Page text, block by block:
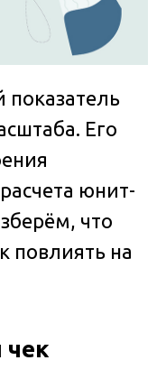
Его
юнит-
что
повлиять на
чек